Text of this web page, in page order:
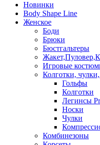
Новинки
Body Shape Line
Женское
Боди
Брюки
Бюстгальтеры
Игровые
Колготки,
Гольфы
Колготки
Легинсы
Носки
Чулки
Комбинезоны